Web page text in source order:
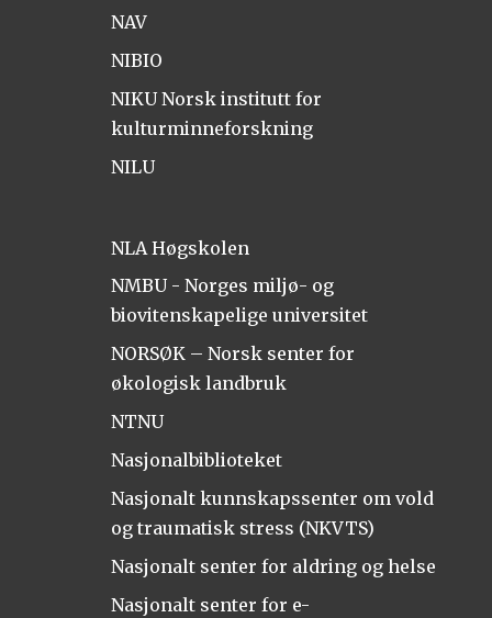
NAV
NIBIO
NIKU Norsk institutt for
kulturminneforskning
NILU
NLA Høgskolen
NMBU - Norges miljø- og
biovitenskapelige universitet
NORSØK – Norsk senter for
økologisk landbruk
NTNU
Nasjonalbiblioteket
Nasjonalt kunnskapssenter om vold
og traumatisk stress (NKVTS)
Nasjonalt senter for aldring og helse
Nasjonalt senter for e-